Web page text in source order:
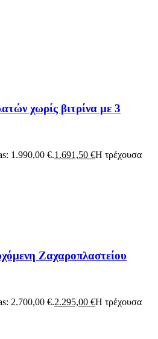
χωρίς βιτρίνα με 3
1.990,00 €.1.691,50 €Η τρέχουσα
Ζαχαροπλαστείου
2.700,00 €.2.295,00 €Η τρέχουσα